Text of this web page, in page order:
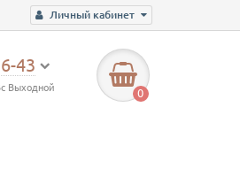
Личный кабинет
43
Выходной 0